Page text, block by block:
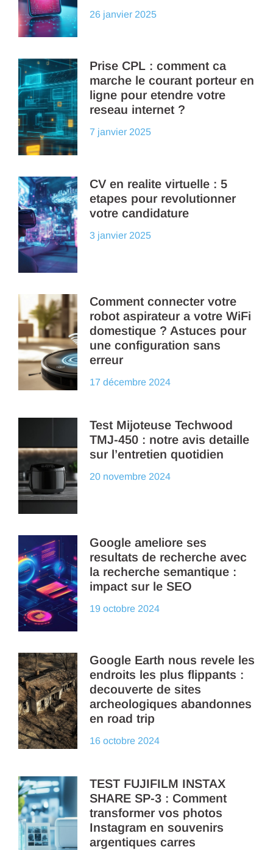
26 janvier 2025
Prise CPL : comment ca
marche le courant porteur en
ligne pour etendre votre
reseau internet ?
7 janvier 2025
CV en realite virtuelle : 5
etapes pour revolutionner
votre candidature
3 janvier 2025
Comment connecter votre
robot aspirateur a votre WiFi
domestique ? Astuces pour
une configuration sans
erreur
17 décembre 2024
Test Mijoteuse Techwood
TMJ-450 : notre avis detaille
sur l’entretien quotidien
20 novembre 2024
Google ameliore ses
resultats de recherche avec
la recherche semantique :
impact sur le SEO
19 octobre 2024
Google Earth nous revele les
endroits les plus flippants :
decouverte de sites
archeologiques abandonnes
en road trip
16 octobre 2024
TEST FUJIFILM INSTAX
SHARE SP-3 : Comment
transformer vos photos
Instagram en souvenirs
argentiques carres